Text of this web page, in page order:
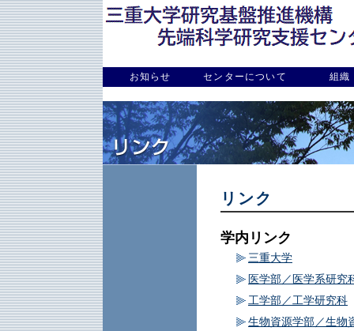
お知らせ センターについて 組織
リンク
学内リンク
三重大学
医学部／医学系研究
工学部／工学研究科
生物資源学部／生物